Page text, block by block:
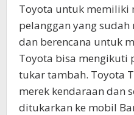
Toyota untuk memiliki
pelanggan yang
dan berencana untuk
Toyota bisa mengikuti
tukar tambah. Toyota
merek kendaraan dan
ditukarkan ke mobil